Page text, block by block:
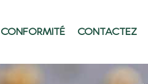
CONFORMITÉ CONTACTEZ